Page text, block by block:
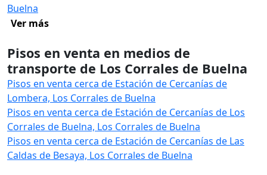
Buelna
Ver más
Pisos en venta en medios de
transporte de Los Corrales de Buelna
Pisos en venta cerca de Estación de Cercanías de
Lombera, Los Corrales de Buelna
Pisos en venta cerca de Estación de Cercanías de Los
Corrales de Buelna, Los Corrales de Buelna
Pisos en venta cerca de Estación de Cercanías de Las
Caldas de Besaya, Los Corrales de Buelna